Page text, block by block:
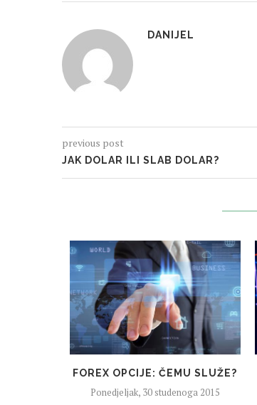
DANIJEL
previous post
JAK DOLAR ILI SLAB DOLAR?
FOREX OPCIJE: ČEMU SLUŽE?
Ponedjeljak, 30 studenoga 2015